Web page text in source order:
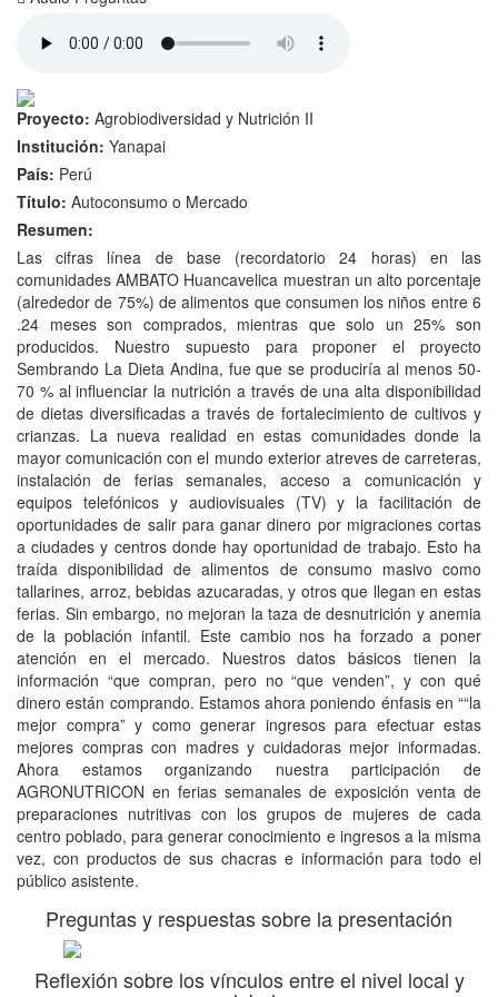
Proyecto: Agrobiodiversidad y Nutrición II
Institución: Yanapai
País: Perú
Título: Autoconsumo o Mercado
Resumen:
Las cifras línea de base (recordatorio 24 horas) en las
comunidades AMBATO Huancavelica muestran un alto porcentaje
(alrededor de 75%) de alimentos que consumen los niños entre 6
.24 meses son comprados, mientras que solo un 25% son
producidos. Nuestro supuesto para proponer el proyecto
Sembrando La Dieta Andina, fue que se produciría al menos 50-
70 % al influenciar la nutrición a través de una alta disponibilidad
de dietas diversificadas a través de fortalecimiento de cultivos y
crianzas. La nueva realidad en estas comunidades donde la
mayor comunicación con el mundo exterior atreves de carreteras,
instalación de ferias semanales, acceso a comunicación y
equipos telefónicos y audiovisuales (TV) y la facilitación de
oportunidades de salir para ganar dinero por migraciones cortas
a ciudades y centros donde hay oportunidad de trabajo. Esto ha
traída disponibilidad de alimentos de consumo masivo como
tallarines, arroz, bebidas azucaradas, y otros que llegan en estas
ferias. Sin embargo, no mejoran la taza de desnutrición y anemia
de la población infantil. Este cambio nos ha forzado a poner
atención en el mercado. Nuestros datos básicos tienen la
información “que compran, pero no “que venden”, y con qué
dinero están comprando. Estamos ahora poniendo énfasis en ““la
mejor compra” y como generar ingresos para efectuar estas
mejores compras con madres y cuidadoras mejor informadas.
Ahora estamos organizando nuestra participación de
AGRONUTRICON en ferias semanales de exposición venta de
preparaciones nutritivas con los grupos de mujeres de cada
centro poblado, para generar conocimiento e ingresos a la misma
vez, con productos de sus chacras e información para todo el
público asistente.
Preguntas y respuestas sobre la presentación
Reflexión sobre los vínculos entre el nivel local y